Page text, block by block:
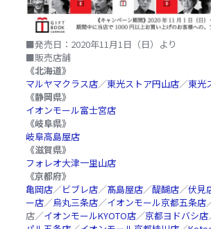
■発売日：2020年11月1日（日）より
■販売店舗
《北海道》
マルヤマクラス店／東光ストア円山店／東光
《静岡県》
イオンモール富士宮店
《岐阜県》
岐阜高島屋店
《滋賀県》
フォレオ大津一里山店
《京都府》
亀岡店／ビブレ店／髙島屋店／醍醐店／伏見
ー店／烏丸三条店／イオンモール京都五条店
店／イオンモールKYOTO店／京都ヨドバシ店